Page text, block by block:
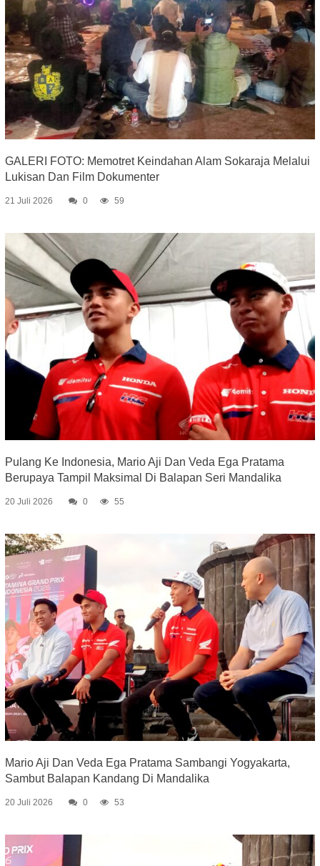
GALERI FOTO: Memotret Keindahan Alam Sokaraja Melalui
Lukisan Dan Film Dokumenter
21 Juli 2026 0 59
Pulang Ke Indonesia, Mario Aji Dan Veda Ega Pratama
Berupaya Tampil Maksimal Di Balapan Seri Mandalika
20 Juli 2026 0 55
Mario Aji Dan Veda Ega Pratama Sambangi Yogyakarta,
Sambut Balapan Kandang Di Mandalika
20 Juli 2026 0 53